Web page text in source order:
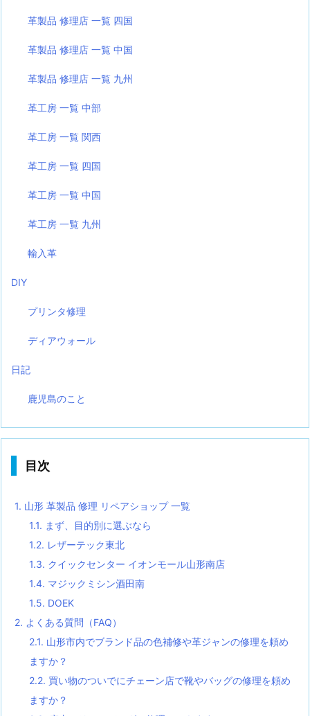
革製品 修理店 一覧 四国
革製品 修理店 一覧 中国
革製品 修理店 一覧 九州
革工房 一覧 中部
革工房 一覧 関西
革工房 一覧 四国
革工房 一覧 中国
革工房 一覧 九州
輸入革
DIY
プリンタ修理
ディアウォール
日記
鹿児島のこと
目次
1. 山形 革製品 修理 リペアショップ 一覧
1.1. まず、目的別に選ぶなら
1.2. レザーテック東北
1.3. クイックセンター イオンモール山形南店
1.4. マジックミシン酒田南
1.5. DOEK
2. よくある質問（FAQ）
2.1. 山形市内でブランド品の色補修や革ジャンの修理を頼め
ますか？
2.2. 買い物のついでにチェーン店で靴やバッグの修理を頼め
ますか？